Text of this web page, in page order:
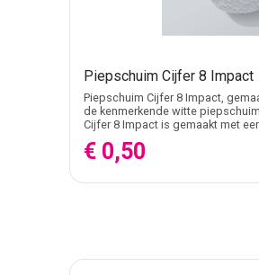
Piepschuim Cijfer 8 Impact
Piepschuim Cijfer 8 Impact,
de kenmerkende witte
Cijfer 8 Impact is gemaakt met
€ 0,50